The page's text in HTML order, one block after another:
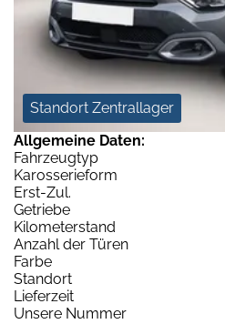
Standort Zentrallager
Allgemeine Daten:
Fahrzeugtyp
Karosserieform
Erst-Zul.
Getriebe
Kilometerstand
Anzahl der Türen
Farbe
Standort
Lieferzeit
Unsere Nummer